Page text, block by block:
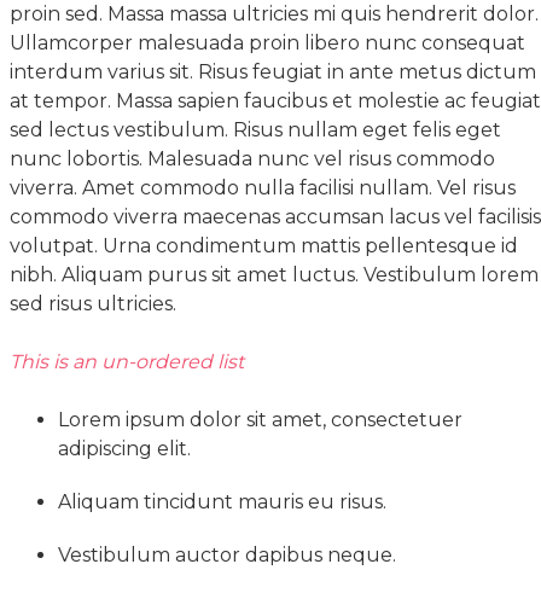
proin sed. Massa massa ultricies mi quis hendrerit dolor.
Ullamcorper malesuada proin libero nunc consequat
interdum varius sit. Risus feugiat in ante metus dictum
at tempor. Massa sapien faucibus et molestie ac feugiat
sed lectus vestibulum. Risus nullam eget felis eget
nunc lobortis. Malesuada nunc vel risus commodo
viverra. Amet commodo nulla facilisi nullam. Vel risus
commodo viverra maecenas accumsan lacus vel facilisis
volutpat. Urna condimentum mattis pellentesque id
nibh. Aliquam purus sit amet luctus. Vestibulum lorem
sed risus ultricies.
This is an un-ordered list
Lorem ipsum dolor sit amet, consectetuer
adipiscing elit.
Aliquam tincidunt mauris eu risus.
Vestibulum auctor dapibus neque.